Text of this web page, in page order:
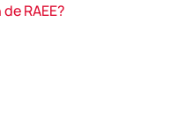
RAEE?